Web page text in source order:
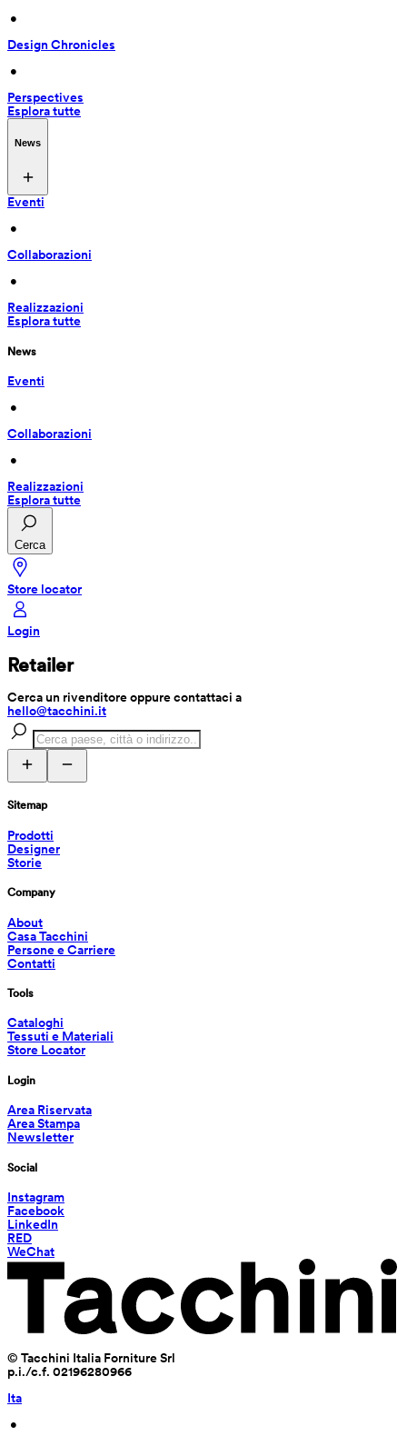
•
Design Chronicles
•
Perspectives
Esplora tutte
News
Eventi
•
Collaborazioni
•
Realizzazioni
Esplora tutte
News
Eventi
•
Collaborazioni
•
Realizzazioni
Esplora tutte
Cerca
Store locator
Login
Retailer
Cerca un rivenditore oppure contattaci a
hello@tacchini.it
Sitemap
Prodotti
Designer
Storie
Company
About
Casa Tacchini
Persone e Carriere
Contatti
Tools
Cataloghi
Tessuti e Materiali
Store Locator
Login
Area Riservata
Area Stampa
Newsletter
Social
Instagram
Facebook
LinkedIn
RED
WeChat
© Tacchini Italia Forniture Srl
p.i./c.f. 02196280966
Ita
•